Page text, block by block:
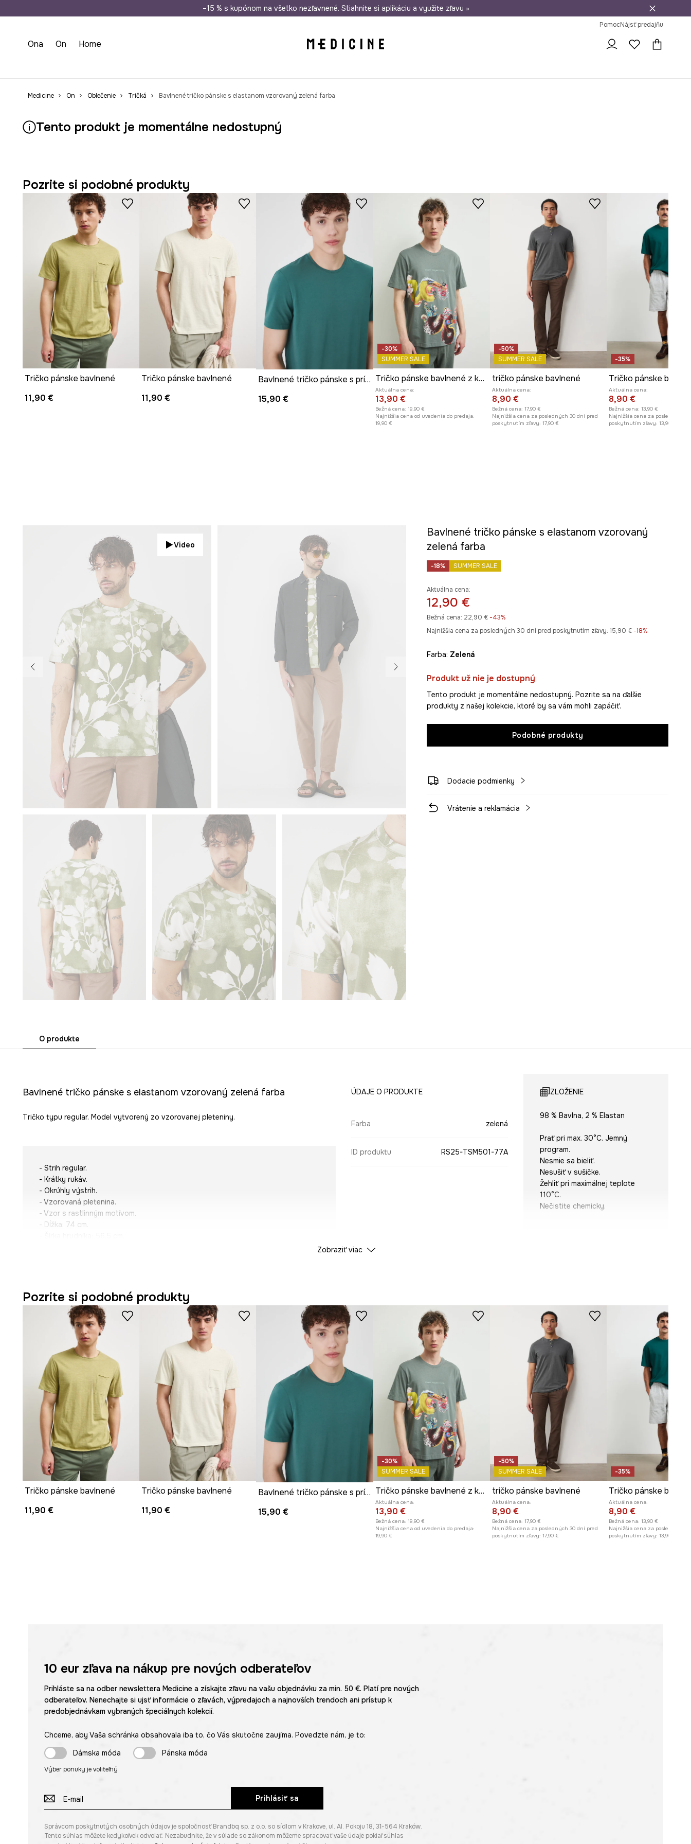
Doprava zadarmo od 50 € Odoslanie aj do 24 hodín 30 dní na vrátenie tovaru
–15 % s kupónom na všetko nezľavnené. Stiahnite si aplikáciu a využite zľavu »
PomocNájsť predajňu
Ona On Home
Medicine On Oblečenie Tričká Bavlnené tričko pánske s elastanom vzorovaný zelená farba
Tento produkt je momentálne nedostupný
Pozrite si podobné produkty
Tričko pánske bavlnené
11,90 €
Tričko pánske bavlnené
11,90 €
Bavlnené tričko pánske s prímesou elastanu, hladká zelená farba
15,90 €
-30%
SUMMER SALE
Tričko pánske bavlnené z kolekcie Kit Mizeres x Medicine
Aktuálna cena:
13,90 €
Bežná cena: 19,90 €
Najnižšia cena od uvedenia do predaja:
19,90 €
-50%
SUMMER SALE
tričko pánske bavlnené
Aktuálna cena:
8,90 €
Bežná cena: 17,90 €
Najnižšia cena za posledných 30 dní pred
poskytnutím zľavy: 17,90 €
-35%
Aktuálna cena:
8,90 €
Bežná cena: 13,90 €
Najnižšia cena za posledných
poskytnutím zľavy: 13,90 €
Video
Bavlnené tričko pánske s elastanom vzorovaný
zelená farba
-18% SUMMER SALE
Aktuálna cena:
12,90 €
Bežná cena: 22,90 €-43%
Najnižšia cena za posledných 30 dní pred poskytnutím zľavy: 15,90 € -18%
Farba: zelená
Produkt už nie je dostupný
Tento produkt je momentálne nedostupný. Pozrite sa na ďalšie
produkty z našej kolekcie, ktoré by sa vám mohli zapáčiť.
Podobné produkty
Dodacie podmienky
Vrátenie a reklamácia
O produkte
Bavlnené tričko pánske s elastanom vzorovaný zelená farba
Tričko typu regular. Model vytvorený zo vzorovanej pleteniny.
- Strih regular.
- Krátky rukáv.
- Okrúhly výstrih.
- Vzorovaná pletenina.
- Vzor s rastlinným motívom.
- Dĺžka: 74 cm.
ÚDAJE O PRODUKTE
Farba zelená
ID produktu RS25-TSM501-77A
ZLOŽENIE
98 % Bavlna, 2 % Elastan
Prať pri max. 30°C. Jemný
program.
Nesmie sa bieliť.
Nesušiť v sušičke.
Žehliť pri maximálnej teplote
110°C.
Nečistite chemicky.
Zobraziť viac
Pozrite si podobné produkty
Tričko pánske bavlnené
11,90 €
Tričko pánske bavlnené
11,90 €
Bavlnené tričko pánske s prímesou elastanu, hladká zelená farba
15,90 €
-30%
SUMMER SALE
Tričko pánske bavlnené z kolekcie Kit Mizeres x Medicine
Aktuálna cena:
13,90 €
Bežná cena: 19,90 €
Najnižšia cena od uvedenia do predaja:
19,90 €
-50%
SUMMER SALE
tričko pánske bavlnené
Aktuálna cena:
8,90 €
Bežná cena: 17,90 €
Najnižšia cena za posledných 30 dní pred
poskytnutím zľavy: 17,90 €
-35%
Aktuálna cena:
8,90 €
Bežná cena: 13,90 €
Najnižšia cena za posledných
poskytnutím zľavy: 13,90 €
10 eurzľava na nákup pre nových odberateľov
Prihláste sa na odber newslettera Medicine a získajte zľavu na vašu objednávku za min. 50 €. Platí pre nových
odberateľov. Nenechajte si ujsť informácie o zľavách, výpredajoch a najnovších trendoch ani prístup k
predobjednávkam vybraných špeciálnych kolekcií.
Chceme, aby Vaša schránka obsahovala iba to, čo Vás skutočne zaujíma. Povedzte nám, je to:
Dámska móda
Pánska móda
Výber ponuky je voliteľný
Prihlásiť sa
Správcom poskytnutých osobných údajov je spoločnosť Brandbq sp. z o.o. so sídlom v Krakove, ul. Al. Pokoju 18, 31-564 Kraków.
Tento súhlas môžete kedykoľvek odvolať. Nezabudnite, že v súlade so zákonom môžeme spracovať vaše údaje pokiaľ súhlas